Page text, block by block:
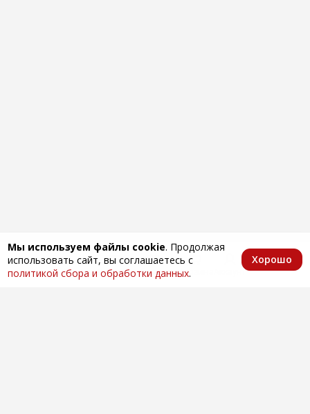
Мы используем файлы cookie. Продолжая
использовать сайт, вы соглашаетесь с
политикой сбора и обработки данных.
Хорошо
Главная КаталогИзбранноеКорзина Аккаунт